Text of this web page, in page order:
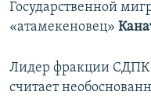
Государственной
«атамекеновец»
Лидер фракции СДПК
считает